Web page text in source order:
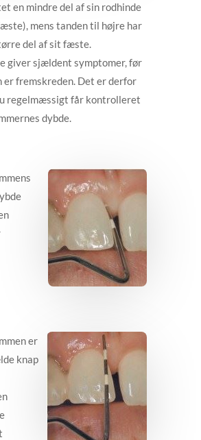
en mindre del af sin rodhinde
mens tanden til højre har
del af sit fæste.
giver sjældent symptomer, før
er fremskreden. Det er derfor
regelmæssigt får kontrolleret
dybde.
er
knap